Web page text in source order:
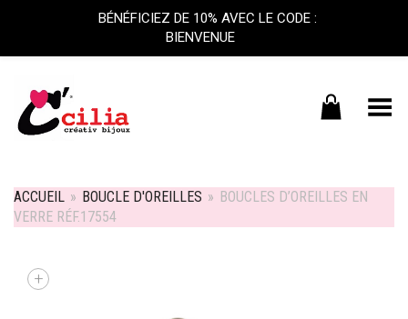
Basculer le menu
ACCUEIL » BOUCLE D'OREILLES » BOUCLES D’OREILLES EN
VERRE RÉF.17554
+
BÉNÉFICIEZ DE 10% AVEC LE CODE :
BIENVENUE